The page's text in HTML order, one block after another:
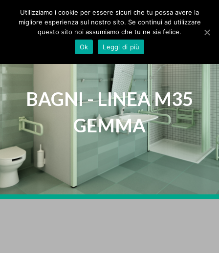
MPS Srl IT
HOME
PRODOTTI
TENDE
SEGNALETICA ZERBINI
BAGNI - LINEA M35
GEMMA
Utilizziamo i cookie per essere sicuri che tu possa avere la
migliore esperienza sul nostro sito. Se continui ad utilizzare
questo sito noi assumiamo che tu ne sia felice.
Ok
Leggi di più